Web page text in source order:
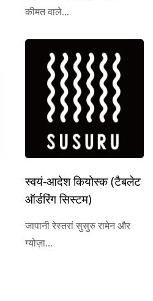
कीमत वाले...
स्वयं-आदेश कियोस्क (टैबलेट
ऑर्डरिंग सिस्टम)
जापानी रेस्तरां सुसुरु रामेन और
ग्योज़ा...